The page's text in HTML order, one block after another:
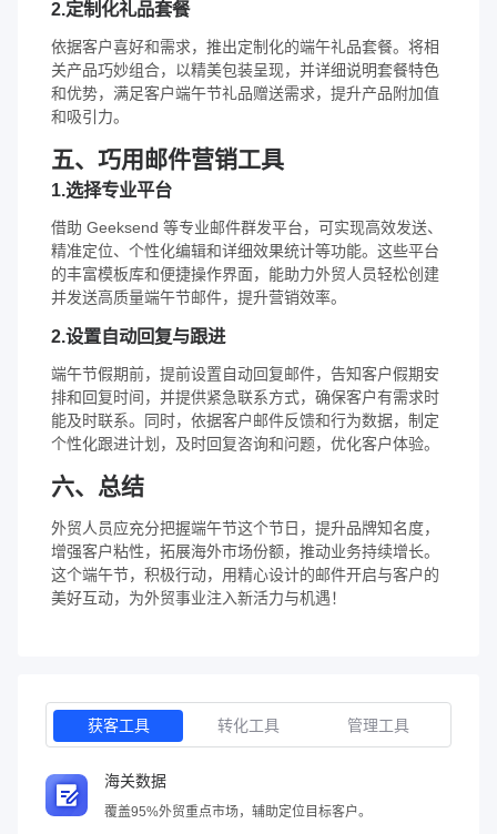
2.定制化礼品套餐
依据客户喜好和需求，推出定制化的端午礼品套餐。将相
关产品巧妙组合，以精美包装呈现，并详细说明套餐特色
和优势，满足客户端午节礼品赠送需求，提升产品附加值
和吸引力。
五、巧用邮件营销工具
1.选择专业平台
借助 Geeksend 等专业邮件群发平台，可实现高效发送、
精准定位、个性化编辑和详细效果统计等功能。这些平台
的丰富模板库和便捷操作界面，能助力外贸人员轻松创建
并发送高质量端午节邮件，提升营销效率。
2.设置自动回复与跟进
端午节假期前，提前设置自动回复邮件，告知客户假期安
排和回复时间，并提供紧急联系方式，确保客户有需求时
能及时联系。同时，依据客户邮件反馈和行为数据，制定
个性化跟进计划，及时回复咨询和问题，优化客户体验。
六、总结
外贸人员应充分把握端午节这个节日，提升品牌知名度，
增强客户粘性，拓展海外市场份额，推动业务持续增长。
这个端午节，积极行动，用精心设计的邮件开启与客户的
美好互动，为外贸事业注入新活力与机遇！
获客工具 转化工具 管理工具
海关数据
覆盖95%外贸重点市场，辅助定位目标客户。